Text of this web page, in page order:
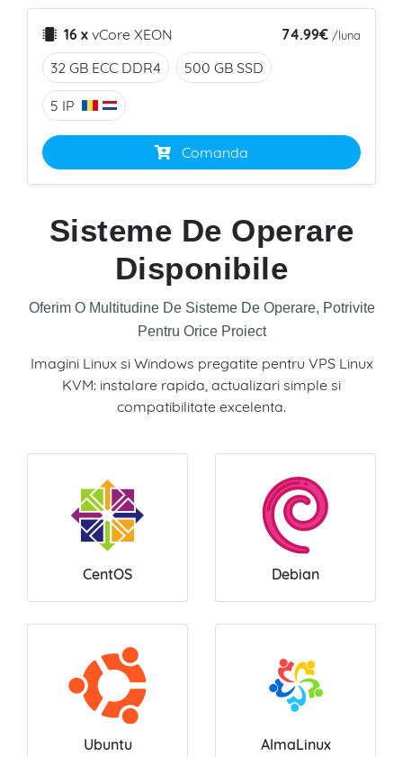
16 x vCore XEON 74.99€ /luna
32 GB ECC DDR4 500 GB SSD
5 IP
Comanda
Sisteme De Operare
Disponibile
Oferim O Multitudine De Sisteme De Operare, Potrivite
Pentru Orice Proiect
Imagini Linux si Windows pregatite pentru VPS Linux
KVM: instalare rapida, actualizari simple si
compatibilitate excelenta.
CentOS Debian
Ubuntu AlmaLinux